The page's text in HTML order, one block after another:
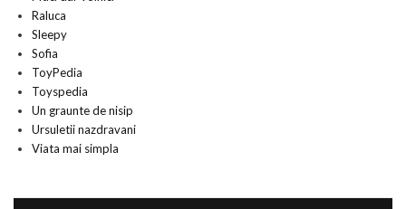
Raluca
Sleepy
Sofia
ToyPedia
Toyspedia
Un graunte de nisip
Ursuletii nazdravani
Viata mai simpla